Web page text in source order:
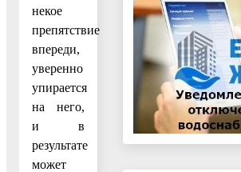
некое
препятствие
впереди,
уверенно
упирается
на него,
и в
результате
может